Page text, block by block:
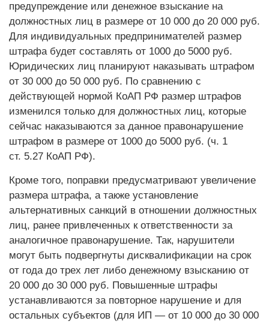
предупреждение или денежное взыскание на
должностных лиц в размере от 10 000 до 20 000 руб.
Для индивидуальных предпринимателей размер
штрафа будет составлять от 1000 до 5000 руб.
Юридических лиц планируют наказывать штрафом
от 30 000 до 50 000 руб. По сравнению с
действующей нормой ­КоАП РФ размер штрафов
изменился только для должностных лиц, которые
сейчас наказываются за данное правонарушение
штрафом в размере от 1000 до 5000 руб. (ч. 1
ст. 5.27 ­КоАП РФ).
Кроме того, поправки преду­сматривают увеличение
размера штрафа, а также установление
альтернативных санкций в отношении должностных
лиц, ранее привлеченных к ответственности за
аналогичное правонарушение. Так, нарушители
могут быть подвергнуты дисквалификации на срок
от года до трех лет либо денежному взысканию от
20 000 до 30 000 руб. Повышенные штрафы
устанавливаются за повторное нарушение и для
остальных субъектов (для ИП — от 10 000 до 30 000